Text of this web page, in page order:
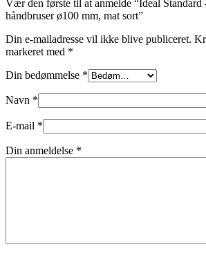
Vær den første til at anmelde “Ideal Standard
håndbruser ø100 mm, mat sort”
Din e-mailadresse vil ikke blive publiceret.
markeret med *
Din bedømmelse *
Navn *
E-mail *
Din anmeldelse *